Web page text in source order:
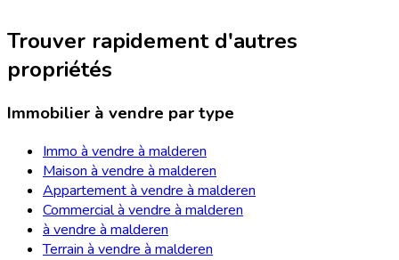
Trouver rapidement d'autres
propriétés
Immobilier à vendre par type
Immo à vendre à malderen
Maison à vendre à malderen
Appartement à vendre à malderen
Commercial à vendre à malderen
à vendre à malderen
Terrain à vendre à malderen